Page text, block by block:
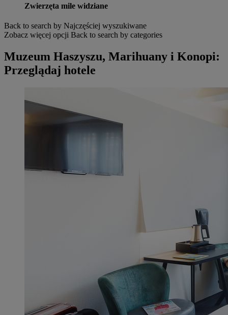
Zwierzęta mile widziane
Back to search by Najczęściej wyszukiwane
Zobacz więcej opcji Back to search by categories
Muzeum Haszyszu, Marihuany i Konopi:
Przeglądaj hotele